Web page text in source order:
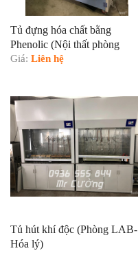
Tủ đựng hóa chất bằng
Phenolic (Nội thất phòng
LAB)
Giá: Liên hệ
Tủ hút khí độc (Phòng LAB-
Hóa lý)